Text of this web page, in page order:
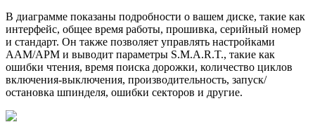
В диаграмме показаны подробности о вашем диске, такие как
интерфейс, общее время работы, прошивка, серийный номер
и стандарт. Он также позволяет управлять настройками
AAM/APM и выводит параметры S.M.A.R.T., такие как
ошибки чтения, время поиска дорожки, количество циклов
включения-выключения, производительность, запуск/
остановка шпинделя, ошибки секторов и другие.